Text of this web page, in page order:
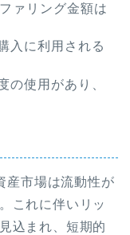
ァリング金額は
入に利用される
の使用があり、
産市場は流動性が
これに伴いリッ
込まれ、短期的